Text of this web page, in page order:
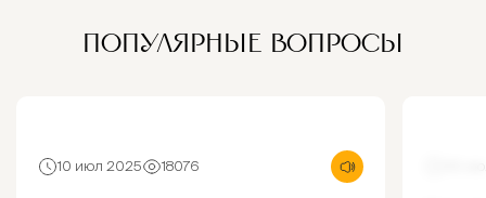
ПОПУЛЯРНЫЕ ВОПРОСЫ
10 июл 2025 18076